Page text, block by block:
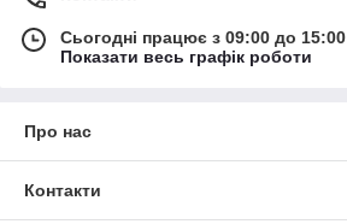
Сьогодні працює з 09:00 до 15:00
Показати весь графік роботи
Про нас
Контакти